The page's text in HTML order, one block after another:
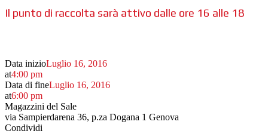
Il punto di raccolta sarà attivo dalle ore 16 alle 18
Data inizioLuglio 16, 2016
at4:00 pm
Data di fineLuglio 16, 2016
at6:00 pm
Magazzini del Sale
via Sampierdarena 36, p.za Dogana 1 Genova
Condividi